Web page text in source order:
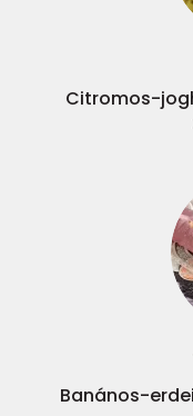
Citromos-
Banános-